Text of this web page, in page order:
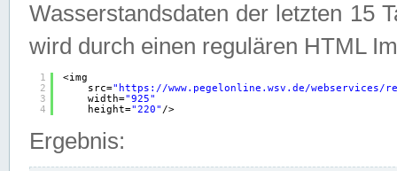
Wasserstandsdaten der letzten 15
wird durch einen regulären HTML
1
2
3
4
<img
src=" https://www.pegelonline.wsv.de/webservices/
width="925"
height="220" />
Ergebnis: